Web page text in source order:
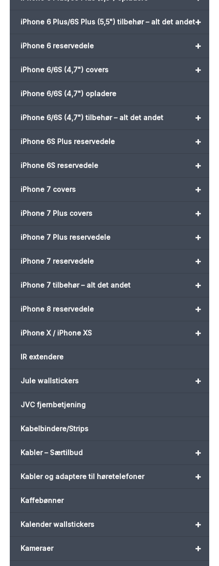
+
iPhone 6 Plus/6S Plus (5,5") tilbehør – alt det andet
+
iPhone 6 reservedele
+
iPhone 6/6S (4,7") covers
iPhone 6/6S (4,7") opladere
+
iPhone 6/6S (4,7") tilbehør – alt det andet
+
iPhone 6S Plus reservedele
+
iPhone 6S reservedele
+
iPhone 7 covers
+
iPhone 7 Plus covers
+
iPhone 7 Plus reservedele
+
iPhone 7 reservedele
+
iPhone 7 tilbehør – alt det andet
+
iPhone 8 reservedele
+
iPhone X / iPhone XS
IR extendere
+
Jule wallstickers
JVC fjernbetjening
Kabelbindere/Strips
+
Kabler – Særtilbud
+
Kabler og adaptere til høretelefoner
Kaffebønner
+
Kalender wallstickers
+
Kameraer